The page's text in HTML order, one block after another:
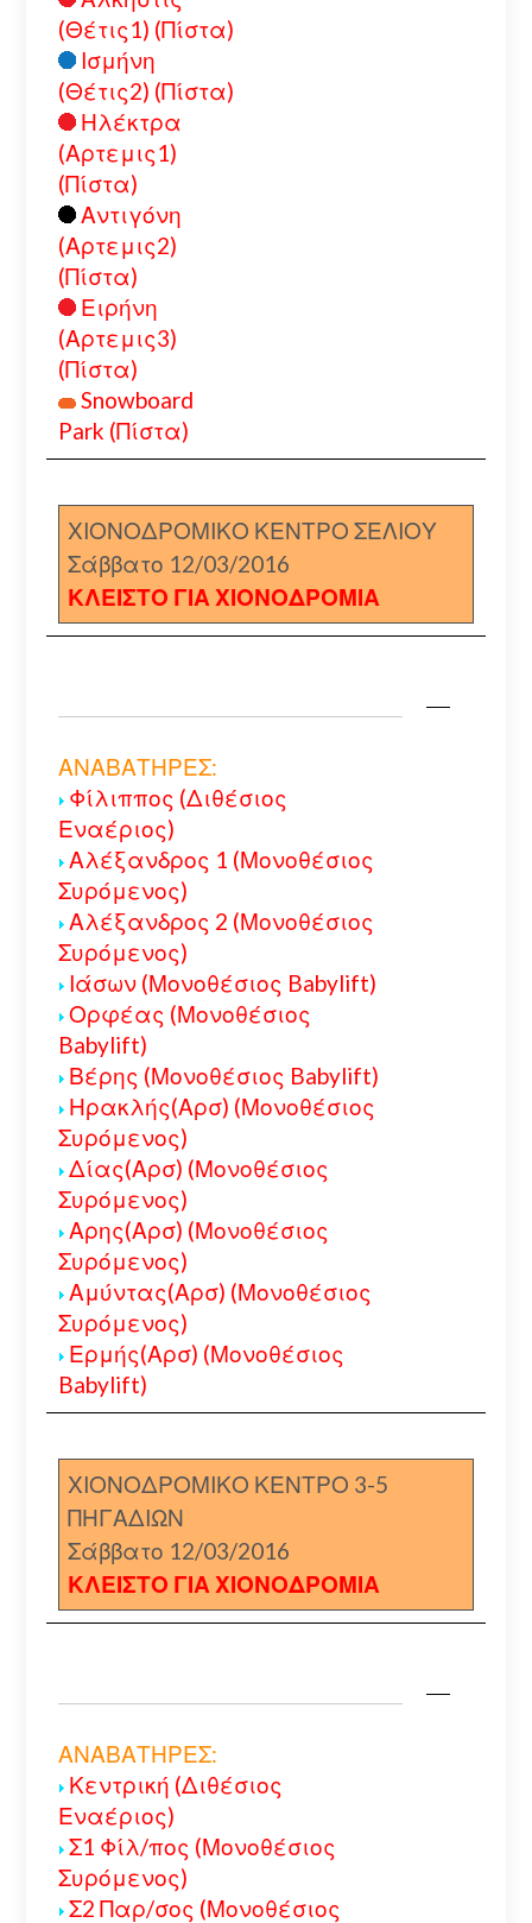
(Θέτις1) (Πίστα)
Ισμήνη
(Θέτις2) (Πίστα)
Ηλέκτρα
(Αρτεμις1)
(Πίστα)
Αντιγόνη
(Αρτεμις2)
(Πίστα)
Ειρήνη
(Αρτεμις3)
(Πίστα)
Snowboard
Park (Πίστα)
ΧΙΟΝΟΔΡΟΜΙΚΟ ΚΕΝΤΡΟ ΣΕΛΙΟΥ
Σάββατο 12/03/2016
ΚΛΕΙΣΤΟ ΓΙΑ ΧΙΟΝΟΔΡΟΜΙΑ
ΑΝΑΒΑΤΗΡΕΣ:
Φίλιππος (Διθέσιος
Εναέριος)
Αλέξανδρος 1 (Μονοθέσιος
Συρόμενος)
Αλέξανδρος 2 (Μονοθέσιος
Συρόμενος)
Ιάσων (Μονοθέσιος Babylift)
Ορφέας (Μονοθέσιος
Babylift)
Βέρης (Μονοθέσιος Babylift)
Ηρακλής(Αρσ) (Μονοθέσιος
Συρόμενος)
Δίας(Αρσ) (Μονοθέσιος
Συρόμενος)
Αρης(Αρσ) (Μονοθέσιος
Συρόμενος)
Αμύντας(Αρσ) (Μονοθέσιος
Συρόμενος)
Ερμής(Αρσ) (Μονοθέσιος
Babylift)
ΧΙΟΝΟΔΡΟΜΙΚΟ ΚΕΝΤΡΟ 3-5
ΠΗΓΑΔΙΩΝ
Σάββατο 12/03/2016
ΚΛΕΙΣΤΟ ΓΙΑ ΧΙΟΝΟΔΡΟΜΙΑ
ΑΝΑΒΑΤΗΡΕΣ:
Κεντρική (Διθέσιος
Εναέριος)
Σ1 Φίλ/πος (Μονοθέσιος
Συρόμενος)
Σ2 Παρ/σος (Μονοθέσιος